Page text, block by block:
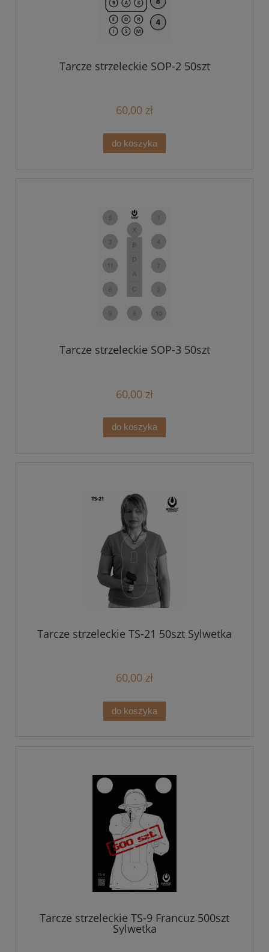
Tarcze strzeleckie SOP-2 50szt
60,00 zł
do koszyka
Tarcze strzeleckie SOP-3 50szt
60,00 zł
do koszyka
Tarcze strzeleckie TS-21 50szt Sylwetka
60,00 zł
do koszyka
Tarcze strzeleckie TS-9 Francuz 500szt
Sylwetka